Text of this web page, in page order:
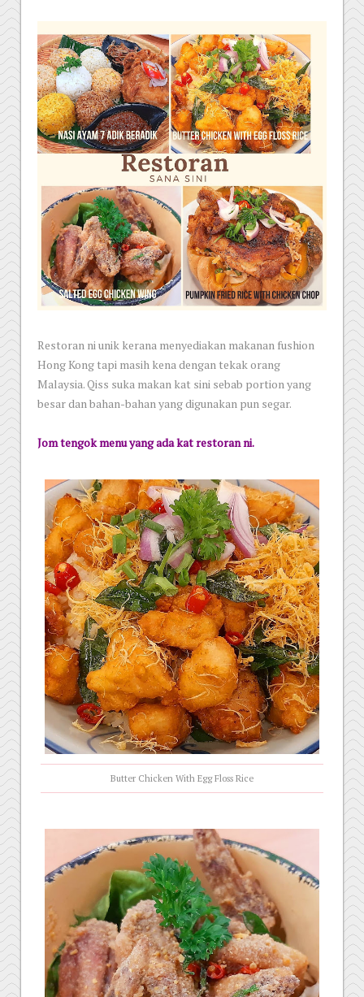
Restoran ni unik kerana menyediakan makanan fushion
Hong Kong tapi masih kena dengan tekak orang
Malaysia. Qiss suka makan kat sini sebab portion yang
besar dan bahan-bahan yang digunakan pun segar.
Jom tengok menu yang ada kat restoran ni.
Butter Chicken With Egg Floss Rice